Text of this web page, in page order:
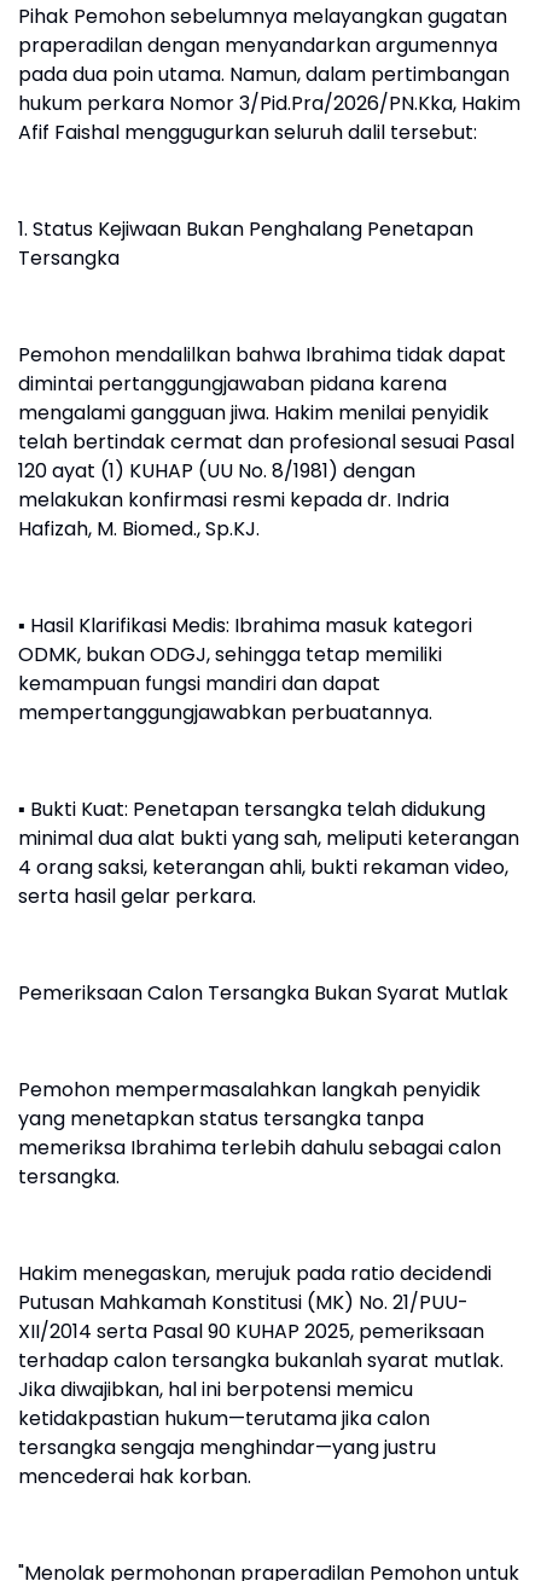
Pihak Pemohon sebelumnya melayangkan gugatan
praperadilan dengan menyandarkan argumennya
pada dua poin utama. Namun, dalam pertimbangan
hukum perkara Nomor 3/Pid.Pra/2026/PN.Kka, Hakim
Afif Faishal menggugurkan seluruh dalil tersebut:
1. Status Kejiwaan Bukan Penghalang Penetapan
Tersangka
Pemohon mendalilkan bahwa Ibrahima tidak dapat
dimintai pertanggungjawaban pidana karena
mengalami gangguan jiwa. Hakim menilai penyidik
telah bertindak cermat dan profesional sesuai Pasal
120 ayat (1) KUHAP (UU No. 8/1981) dengan
melakukan konfirmasi resmi kepada dr. Indria
Hafizah, M. Biomed., Sp.KJ.
▪︎ Hasil Klarifikasi Medis: Ibrahima masuk kategori
ODMK, bukan ODGJ, sehingga tetap memiliki
kemampuan fungsi mandiri dan dapat
mempertanggungjawabkan perbuatannya.
▪︎ Bukti Kuat: Penetapan tersangka telah didukung
minimal dua alat bukti yang sah, meliputi keterangan
4 orang saksi, keterangan ahli, bukti rekaman video,
serta hasil gelar perkara.
Pemeriksaan Calon Tersangka Bukan Syarat Mutlak
Pemohon mempermasalahkan langkah penyidik
yang menetapkan status tersangka tanpa
memeriksa Ibrahima terlebih dahulu sebagai calon
tersangka.
Hakim menegaskan, merujuk pada ratio decidendi
Putusan Mahkamah Konstitusi (MK) No. 21/PUU-
XII/2014 serta Pasal 90 KUHAP 2025, pemeriksaan
terhadap calon tersangka bukanlah syarat mutlak.
Jika diwajibkan, hal ini berpotensi memicu
ketidakpastian hukum—terutama jika calon
tersangka sengaja menghindar—yang justru
mencederai hak korban.
"Menolak permohonan praperadilan Pemohon untuk